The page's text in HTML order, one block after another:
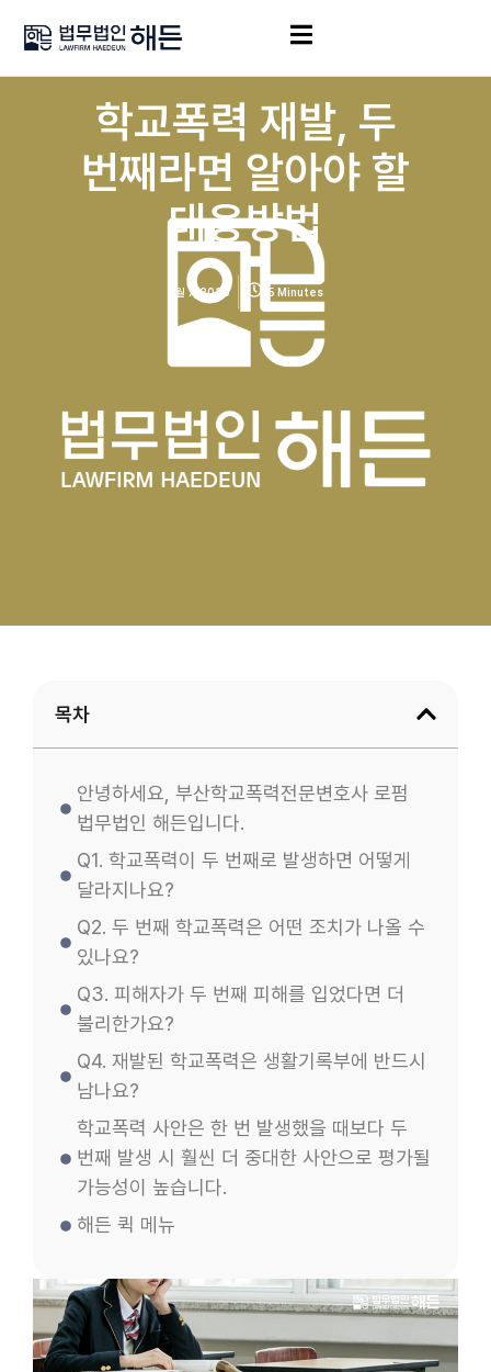
학교폭력 재발, 두
번째라면 알아야 할
대응방법
7월 7, 2026 5 Minutes
목차
안녕하세요, 부산학교폭력전문변호사 로펌
법무법인 해든입니다.
Q1. 학교폭력이 두 번째로 발생하면 어떻게
달라지나요?
Q2. 두 번째 학교폭력은 어떤 조치가 나올 수
있나요?
Q3. 피해자가 두 번째 피해를 입었다면 더
불리한가요?
Q4. 재발된 학교폭력은 생활기록부에 반드시
남나요?
학교폭력 사안은 한 번 발생했을 때보다 두
번째 발생 시 훨씬 더 중대한 사안으로 평가될
가능성이 높습니다.
해든 퀵 메뉴